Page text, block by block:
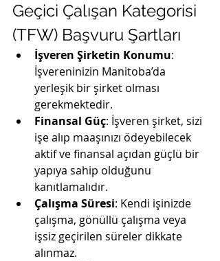
Geçici Çalışan Kategorisi
(TFW) Başvuru Şartları
İşveren Şirketin Konumu:
İşvereninizin Manitoba’da
yerleşik bir şirket olması
gerekmektedir.
Finansal Güç: İşveren şirket, sizi
işe alıp maaşınızı ödeyebilecek
aktif ve finansal açıdan güçlü bir
yapıya sahip olduğunu
kanıtlamalıdır.
Çalışma Süresi: Kendi işinizde
çalışma, gönüllü çalışma veya
işsiz geçirilen süreler dikkate
alınmaz.